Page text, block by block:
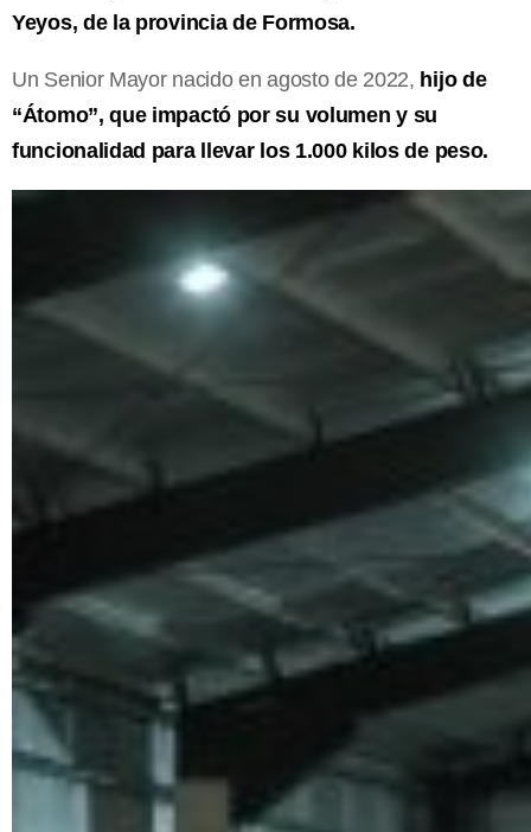
Yeyos, de la provincia de Formosa.
Un Senior Mayor nacido en agosto de 2022, hijo de
“Átomo”, que impactó por su volumen y su
funcionalidad para llevar los 1.000 kilos de peso.